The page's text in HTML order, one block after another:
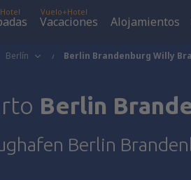
Vuelo+Hotel
Vacaciones Alojamientos
Berlín Berlin Brandenburg Willy
Berlin
Berlin